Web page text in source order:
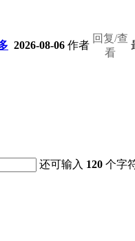
2026-08-06 作者
回复/查
看
还可输入 120 个字